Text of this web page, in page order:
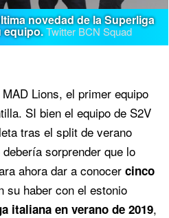
novedad de la Superliga
equipo.Twitter BCN Squad
Lions, el primer equipo
SI bien el equipo de S2V
tras el split de verano
sorprender que lo
ahora dar a conocer cinco
su haber con el estonio
italiana en verano de 2019,